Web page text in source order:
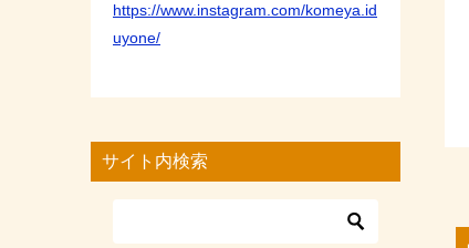
https://www.instagram.com/komeya.id
uyone/
サイト内検索